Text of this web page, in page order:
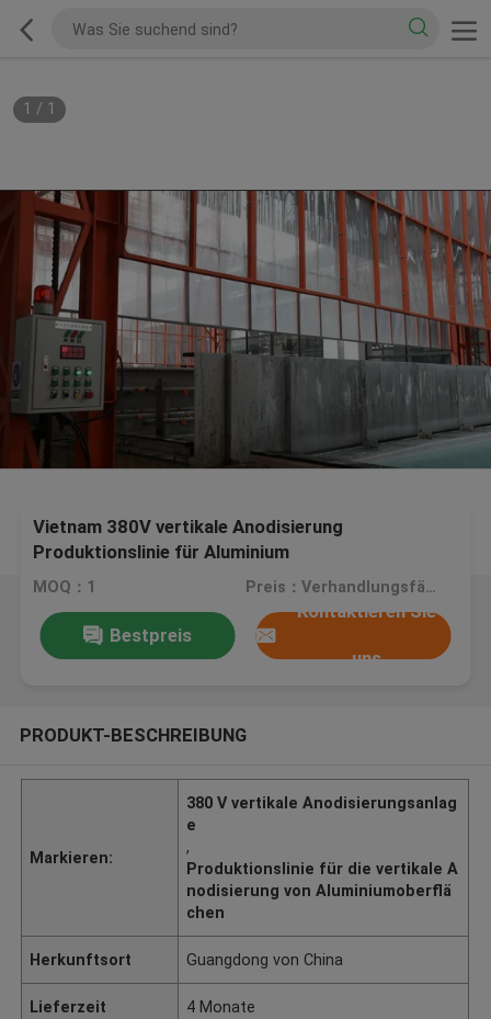
1 / 1
Vietnam 380V vertikale Anodisierung
Produktionslinie für Aluminium
Oberflächenbehandlung ABD Ausrüstung
MOQ：1 Preis：Verhandlungsfähig
Bestpreis
Kontaktieren Sie
uns
PRODUKT-BESCHREIBUNG
Markieren:
380 V vertikale Anodisierungsanlag
e
,
Produktionslinie für die vertikale A
nodisierung von Aluminiumoberflä
chen
Herkunftsort Guangdong von China
Lieferzeit 4 Monate